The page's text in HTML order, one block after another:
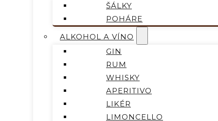
ŠÁLKY
POHÁRE
ALKOHOL A VÍNO
GIN
RUM
WHISKY
APERITIVO
LIKÉR
LIMONCELLO